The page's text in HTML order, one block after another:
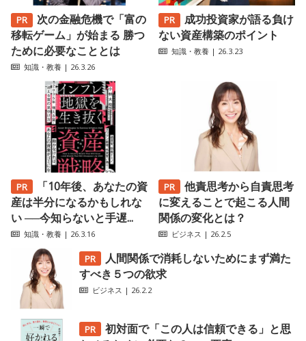
次の金融危機で「富の
移転ゲーム」が始まる 勝つ
ために必要なこととは
知識・教養 | 26.3.26
成功投資家が語る負け
ない資産構築のポイント
知識・教養 | 26.3.23
「10年後、あなたの資
産は半分になるかもしれな
い ──今知らないと手遅...
知識・教養 | 26.3.16
他責思考から自責思考
に変えることで起こる人間
関係の変化とは？
ビジネス | 26.2.5
人間関係で消耗しないためにまず満た
すべき５つの欲求
ビジネス | 26.2.2
初対面で「この人は信頼できる」と思